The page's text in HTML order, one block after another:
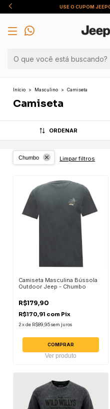
USE O CUPOM
Início > Masculino > Camiseta
Camiseta
ORDENAR
Chumbo Limpar filtros
Camiseta Masculina Bússola
Outdoor Jeep - Chumbo
R$179,90
R$170,91 com Pix
2xde R$89,95sem juros
COMPRAR
Ver produto